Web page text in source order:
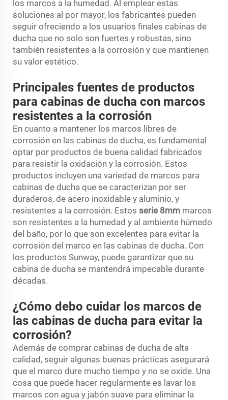
los marcos a la humedad. Al emplear estas
soluciones al por mayor, los fabricantes pueden
seguir ofreciendo a los usuarios finales cabinas de
ducha que no solo son fuertes y robustas, sino
también resistentes a la corrosión y que mantienen
su valor estético.
Principales fuentes de productos
para cabinas de ducha con marcos
resistentes a la corrosión
En cuanto a mantener los marcos libres de
corrosión en las cabinas de ducha, es fundamental
optar por productos de buena calidad fabricados
para resistir la oxidación y la corrosión. Estos
productos incluyen una variedad de marcos para
cabinas de ducha que se caracterizan por ser
duraderos, de acero inoxidable y aluminio, y
resistentes a la corrosión. Estos serie 8mm marcos
son resistentes a la humedad y al ambiente húmedo
del baño, por lo que son excelentes para evitar la
corrosión del marco en las cabinas de ducha. Con
los productos Sunway, puede garantizar que su
cabina de ducha se mantendrá impecable durante
décadas.
¿Cómo debo cuidar los marcos de
las cabinas de ducha para evitar la
corrosión?
Además de comprar cabinas de ducha de alta
calidad, seguir algunas buenas prácticas asegurará
que el marco dure mucho tiempo y no se oxide. Una
cosa que puede hacer regularmente es lavar los
marcos con agua y jabón suave para eliminar la